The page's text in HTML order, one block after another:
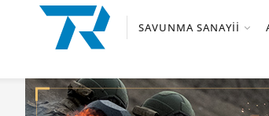
SAVUNMA SANAYII